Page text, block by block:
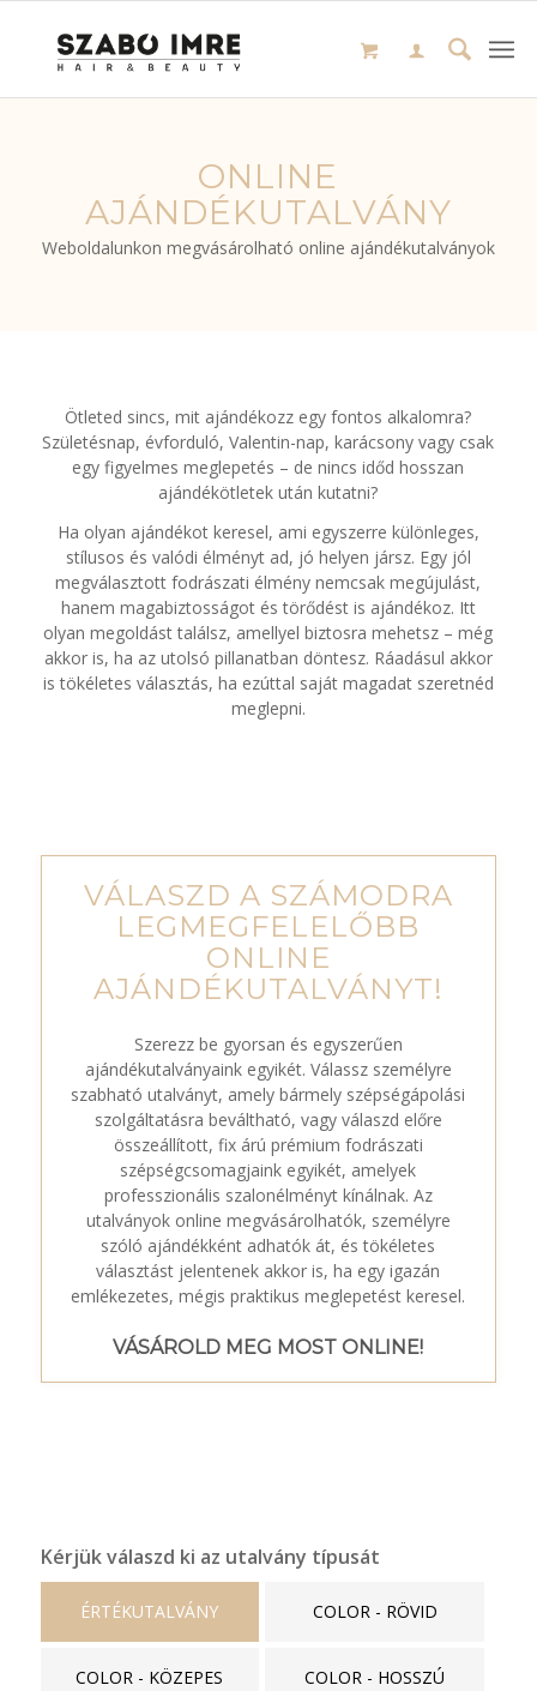
ONLINE
AJÁNDÉKUTALVÁNY
Weboldalunkon megvásárolható online ajándékutalványok
Ötleted sincs, mit ajándékozz egy fontos alkalomra?
Születésnap, évforduló, Valentin-nap, karácsony vagy csak
egy figyelmes meglepetés – de nincs időd hosszan
ajándékötletek után kutatni?
Ha olyan ajándékot keresel, ami egyszerre különleges,
stílusos és valódi élményt ad, jó helyen jársz. Egy jól
megválasztott fodrászati élmény nemcsak megújulást,
hanem magabiztosságot és törődést is ajándékoz. Itt
olyan megoldást találsz, amellyel biztosra mehetsz – még
akkor is, ha az utolsó pillanatban döntesz. Ráadásul akkor
is tökéletes választás, ha ezúttal saját magadat szeretnéd
meglepni.
VÁLASZD A SZÁMODRA
LEGMEGFELELŐBB
ONLINE
AJÁNDÉKUTALVÁNYT!
Szerezz be gyorsan és egyszerűen
ajándékutalványaink egyikét. Válassz személyre
szabható utalványt, amely bármely szépségápolási
szolgáltatásra beváltható, vagy válaszd előre
összeállított, fix árú prémium fodrászati
szépségcsomagjaink egyikét, amelyek
professzionális szalonélményt kínálnak. Az
utalványok online megvásárolhatók, személyre
szóló ajándékként adhatók át, és tökéletes
választást jelentenek akkor is, ha egy igazán
emlékezetes, mégis praktikus meglepetést keresel.
VÁSÁROLD MEG MOST ONLINE!
Kérjük válaszd ki az utalvány típusát
ÉRTÉKUTALVÁNY COLOR - RÖVID
COLOR - KÖZEPES COLOR - HOSSZÚ